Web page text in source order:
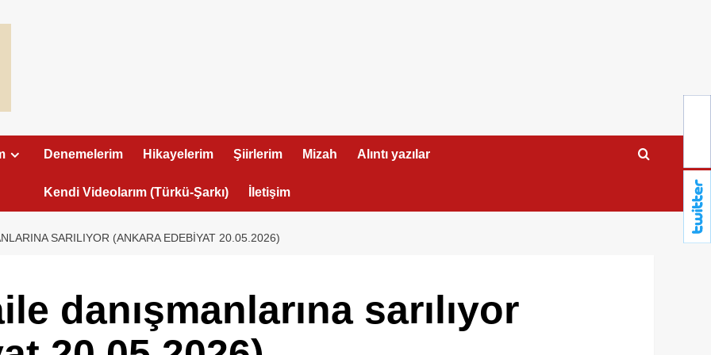
Denemelerim Hikayelerim Şiirlerim Mizah Alıntı yazılar
Kendi Videolarım (Türkü-Şarkı) İletişim
SARILIYOR (ANKARA EDEBIYAT 20.05.2026)
danışmanlarına sarılıyor